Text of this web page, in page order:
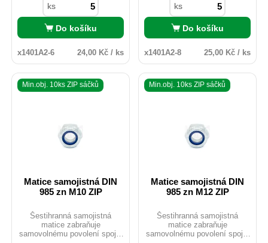
ks
Do košíku
x1401A2-6 24,00 Kč / ks
ks
Do košíku
x1401A2-8 25,00 Kč / ks
Min.obj. 10ks ZIP sáčků
Matice samojistná DIN
985 zn M10 ZIP
Šestihranná samojistná
matice zabraňuje
samovolnému povolení spoje.
Min.obj. 10ks ZIP sáčků
Matice samojistná DIN
985 zn M12 ZIP
Šestihranná samojistná
matice zabraňuje
samovolnému povolení spoje.